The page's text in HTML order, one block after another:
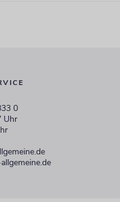
0
Uhr